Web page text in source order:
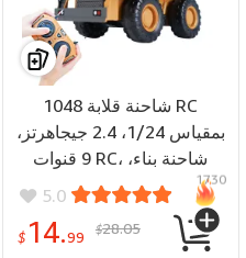
شاحنة قلابة 1048 RC
بمقياس 1/24، 2.4 جيجاهرتز،
9 قنوات RC، شاحنة بناء،
هندسة، وقت لعب 40 دقيقة،
مركبات مع موسيقى خفيفة،
ألعاب هدايا للأطفال
5.0
$ 14.99 $28.05
1730